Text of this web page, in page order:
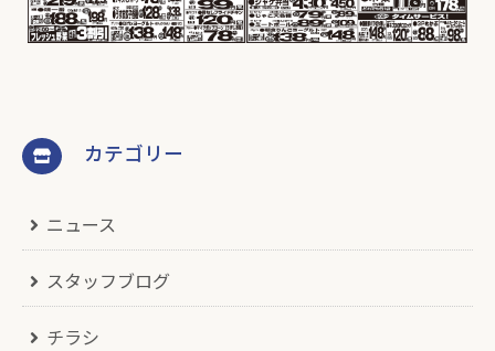
カテゴリー
ニュース
スタッフブログ
チラシ